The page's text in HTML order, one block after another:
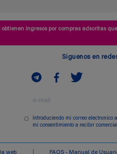
ingresos por compras adscritas
Siguenos en
Introduciendo mi correo electronico
mi consentimiento a recibir
web FAQS - Manual de